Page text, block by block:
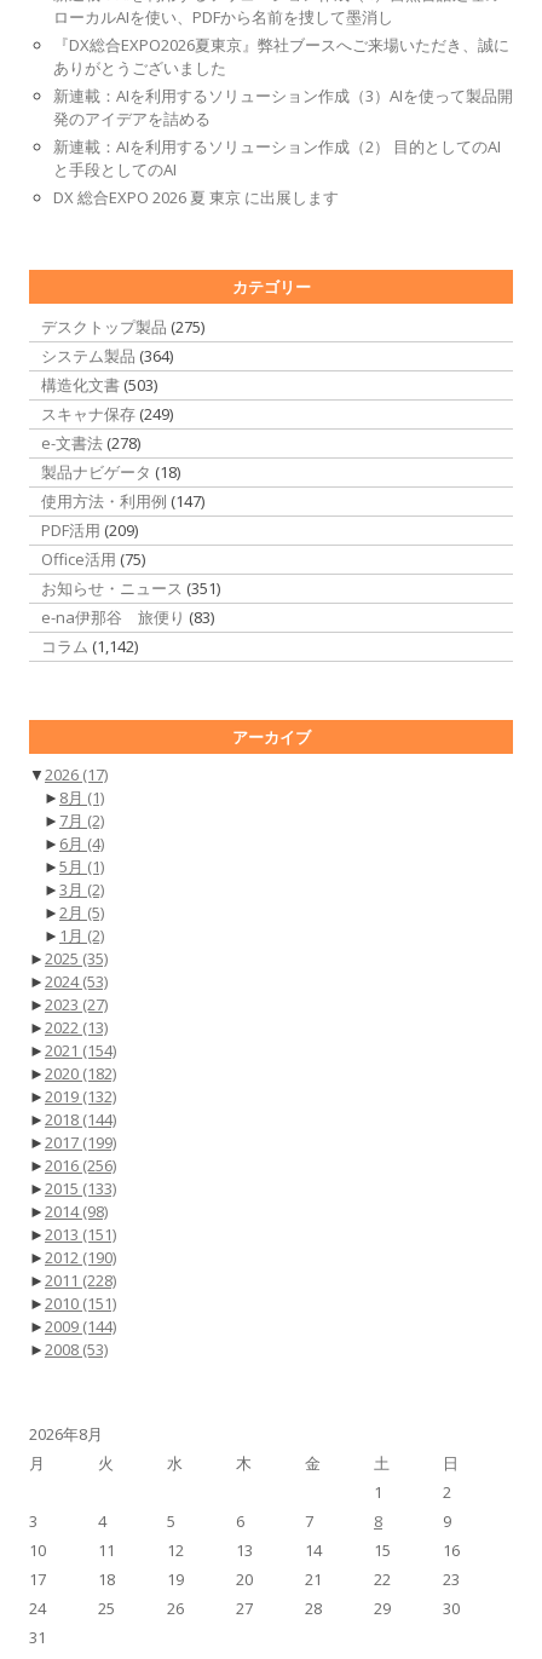
ローカルAIを使い、PDFから名前を捜して墨消し
『DX総合EXPO2026夏東京』弊社ブースへご来場いただき、誠に
ありがとうございました
新連載：AIを利用するソリューション作成（3）AIを使って製品開
発のアイデアを詰める
新連載：AIを利用するソリューション作成（2） 目的としてのAI
と手段としてのAI
DX 総合EXPO 2026 夏 東京 に出展します
カテゴリー
デスクトップ製品 (275)
システム製品 (364)
構造化文書 (503)
スキャナ保存 (249)
e-文書法 (278)
製品ナビゲータ (18)
使用方法・利用例 (147)
PDF活用 (209)
Office活用 (75)
お知らせ・ニュース (351)
e-na伊那谷 旅便り (83)
コラム (1,142)
アーカイブ
▼2026 (17)
► 8月 (1)
► 7月 (2)
► 6月 (4)
►5月 (1)
►3月 (2)
►2月 (5)
► 1月 (2)
►2025 (35)
►2024(53)
►2023 (27)
►2022 (13)
►2021 (154)
►2020 (182)
►2019 (132)
►2018 (144)
►2017 (199)
►2016 (256)
►2015 (133)
►2014(98)
►2013 (151)
►2012 (190)
►2011 (228)
►2010 (151)
►2009 (144)
►2008 (53)
2026年8月
月
火 水 木 金 土 日
1
2
3
4 5 6 7 8
9
10
11 12 13 14 15
16
17
18 19 20 21 22
23
24
25 26 27 28 29
30
31